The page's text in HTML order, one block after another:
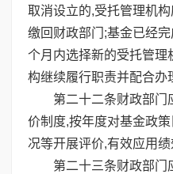
取消设立的,受托管理机
缴回财政部门;基金已经
个月内选择新的受托管理
构继续履行职责并配合办
第二十二条财政部门
价制度,按年度对基金政
况等开展评价,有效应用绩
第二十三条财政部门